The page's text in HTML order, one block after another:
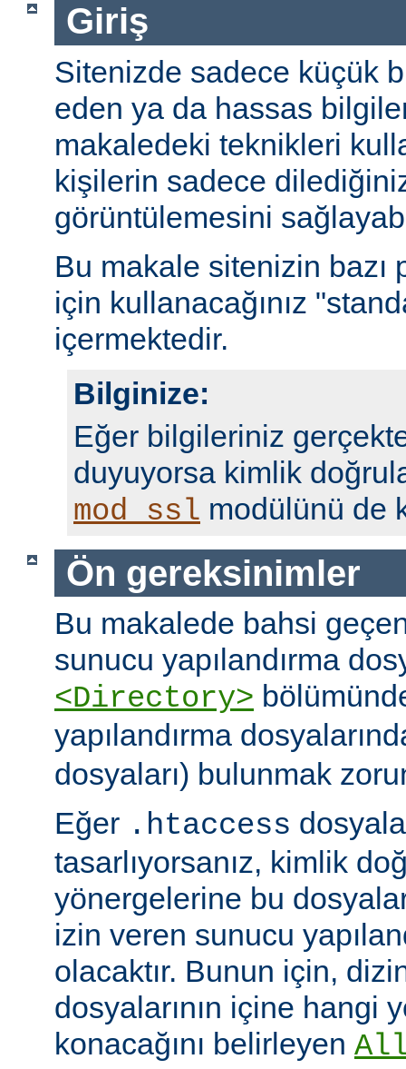
Giriş
Sitenizde sadece küçük
eden ya da hassas
makaledeki teknikleri
kişilerin sadece
görüntülemesini
Bu makale sitenizin bazı
için kullanacağınız
içermektedir.
Bilginize:
Eğer bilgileriniz
duyuyorsa kimlik
mod_ssl modülünü de
Ön gereksinimler
Bu makalede bahsi
sunucu yapılandırma
<Directory>
yapılandırma
dosyaları) bulunmak
Eğer .htaccess
tasarlıyorsanız, kimlik
yönergelerine bu
izin veren sunucu
olacaktır. Bunun için,
dosyalarının içine hangi
konacağını belirleyen